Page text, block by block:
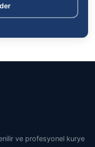
ve profesyonel kurye